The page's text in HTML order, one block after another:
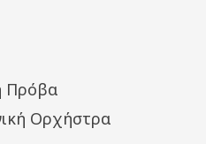
Πρόβα
Ορχήστρα